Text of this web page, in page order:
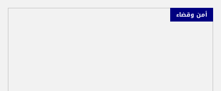
أمن وقضاء